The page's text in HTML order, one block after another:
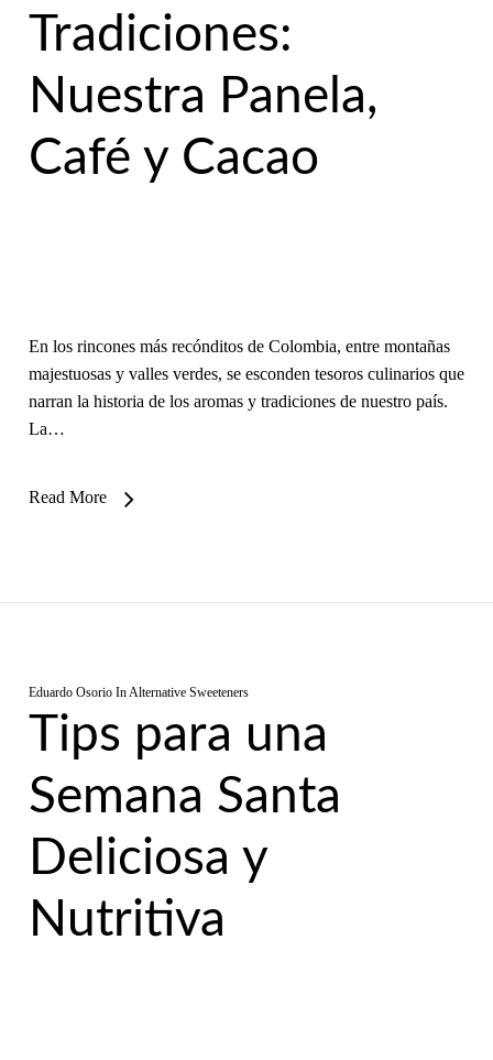
Tradiciones:
Nuestra Panela,
Café y Cacao
En los rincones más recónditos de Colombia, entre montañas
majestuosas y valles verdes, se esconden tesoros culinarios que
narran la historia de los aromas y tradiciones de nuestro país.
La…
Read More
Eduardo Osorio InAlternative Sweeteners
Tips para una
Semana Santa
Deliciosa y
Nutritiva